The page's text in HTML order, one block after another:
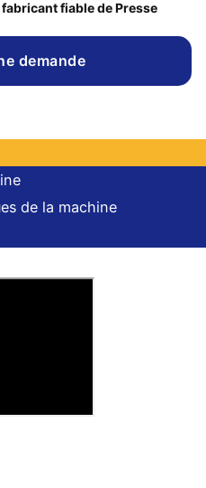
fiable de Presse
demande
de la machine